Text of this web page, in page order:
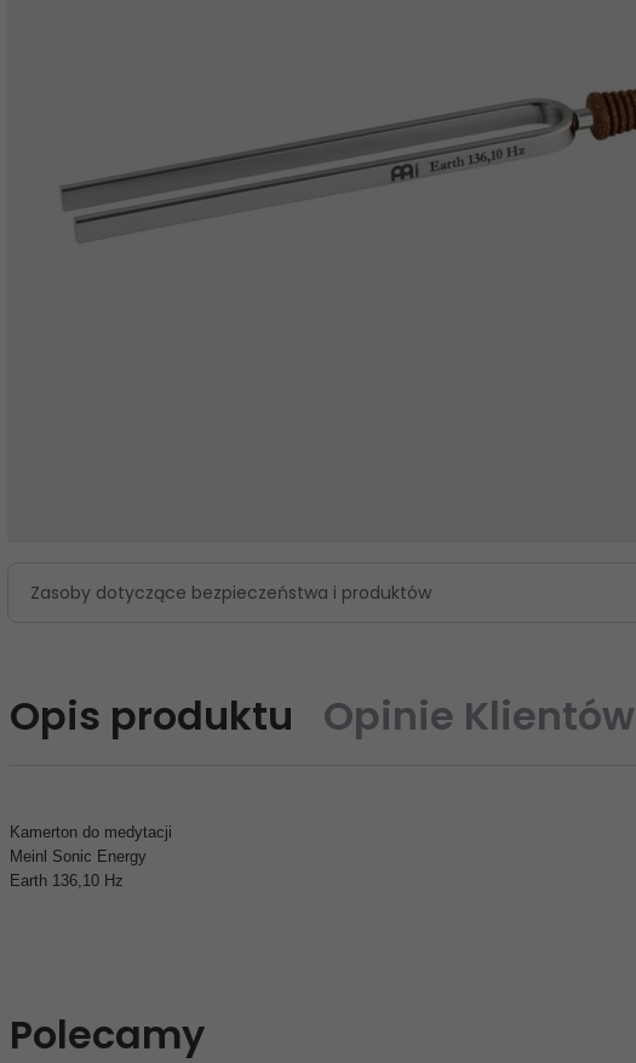
Zasoby dotyczące bezpieczeństwa i produktów
Opis produktu Opinie Klientów
Kamerton do medytacji
Meinl Sonic Energy
Earth 136,10 Hz
Polecamy